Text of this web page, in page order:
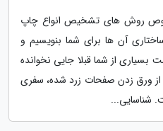
روش های تشخیص انواع چاپ
آن ها برای شما بنویسیم و
بسیاری از شما قبلا جایی نخوانده
از ورق زدن صفحات زرد شده، سفری
شناسایی...